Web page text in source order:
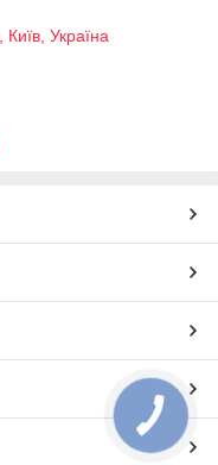
варіантом
видатні властивості
Україна